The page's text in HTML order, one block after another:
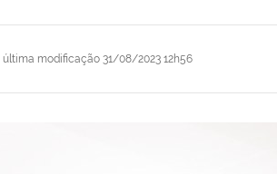
última modificação 31/08/2023 12h56